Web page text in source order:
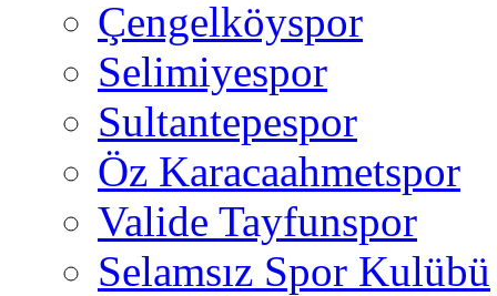
Çengelköyspor
Selimiyespor
Sultantepespor
Öz Karacaahmetspor
Valide Tayfunspor
Selamsız Spor Kulübü